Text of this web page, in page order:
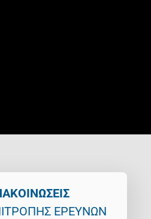
ΕΡΕΥΝΩΝ